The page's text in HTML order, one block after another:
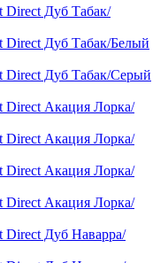
Direct Дуб Табак/
Direct Дуб Табак/Белый
Direct Дуб Табак/Серый
Direct Акация Лорка/
Direct Акация Лорка/
Direct Акация Лорка/
Direct Акация Лорка/
Direct Дуб Наварра/